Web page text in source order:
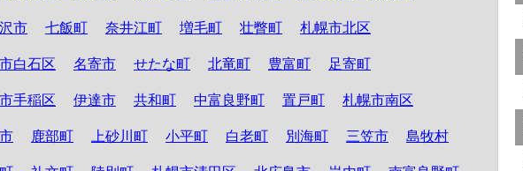
市 七飯町 奈井江町 増毛町 壮瞥町 札幌市北区
白石区 名寄市 せたな町 北竜町 豊富町 足寄町
手稲区 伊達市 共和町 中富良野町 置戸町 札幌市南区
鹿部町 上砂川町 小平町 白老町 別海町 三笠市 島牧村